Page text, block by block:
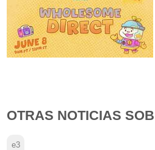
OTRAS NOTICIAS
e3